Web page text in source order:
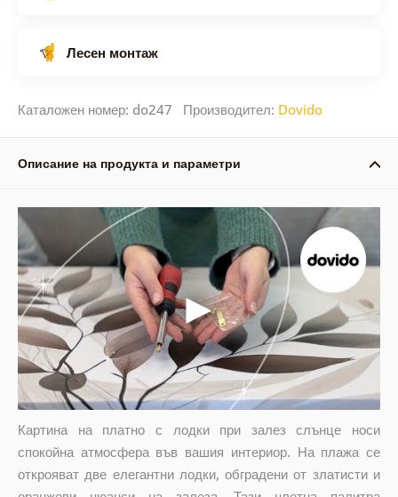
Лесен монтаж
Каталожен номер: do247 Производител: Dovido
Описание на продукта и параметри
Картина на платно с лодки при залез слънце носи
спокойна атмосфера във вашия интериор. На плажа се
открояват две елегантни лодки, обградени от златисти и